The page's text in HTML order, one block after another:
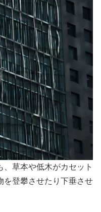
、草本や低木がカセット
を登攀させたり下垂させ